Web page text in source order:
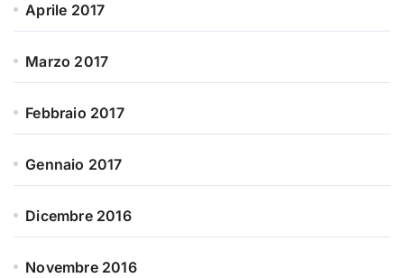
Aprile 2017
Marzo 2017
Febbraio 2017
Gennaio 2017
Dicembre 2016
Novembre 2016